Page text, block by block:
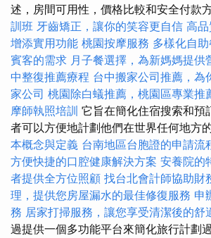
述，房間可用性，價格比較和安全付款
訓班 牙齒矯正，讓你的笑容更自信 高
增添實用功能 桃園按摩服務 多樣化自
賓客的需求 月子餐選擇，為新媽媽提供
中整復推薦療程 台中搬家公司推薦，為
家公司 桃園除白蟻推薦，桃園區專業推
摩師執照培訓 它旨在簡化住宿搜索和預
者可以方便地計劃他們在世界任何地方
本概念與定義 台南地區台胞證的申請流
方便快捷的口腔健康解決方案 安養院的
者提供全方位照顧 找台北會計師協助財
理，提供您房屋漏水的最佳修復服務 申
務 居家打掃服務，讓您享受清潔後的舒
過提供一個多功能平台來簡化旅行計劃